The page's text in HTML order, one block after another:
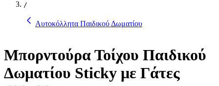
/
Αυτοκόλλητα Παιδικού Δωματίου
Μπορντούρα Τοίχου Παιδικού
Δωματίου Sticky με Γάτες